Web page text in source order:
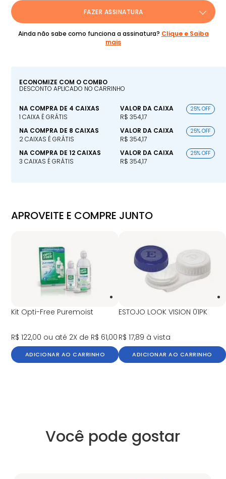
FAZER ASSINATURA
Ainda não sabe como funciona a assinatura? Clique e Saiba
mais
ECONOMIZE COM O COMBO
DESCONTO APLICADO NO CARRINHO
NA COMPRA DE 4 CAIXAS
1 CAIXA É GRÁTIS
VALOR DA CAIXA
R$ 354,17
25% OFF
NA COMPRA DE 8 CAIXAS
2 CAIXAS É GRÁTIS
VALOR DA CAIXA
R$ 354,17
25% OFF
NA COMPRA DE 12 CAIXAS
3 CAIXAS É GRÁTIS
VALOR DA CAIXA
R$ 354,17
25% OFF
APROVEITE E COMPRE JUNTO
Kit Opti-Free Puremoist
R$ 122,00 ou até 2X de R$ 61,00
ADICIONAR AO CARRINHO
ESTOJO LOOK VISION 01PK
R$ 17,89 à vista
ADICIONAR AO CARRINHO
Você pode gostar